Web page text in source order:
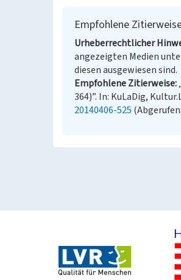
Empfohlene
Urheberrechtlicher
angezeigten Medien
diesen ausgewiesen sind.
Empfohlene Zitierweise
364)”. In: KuLaDig,
20140406-525